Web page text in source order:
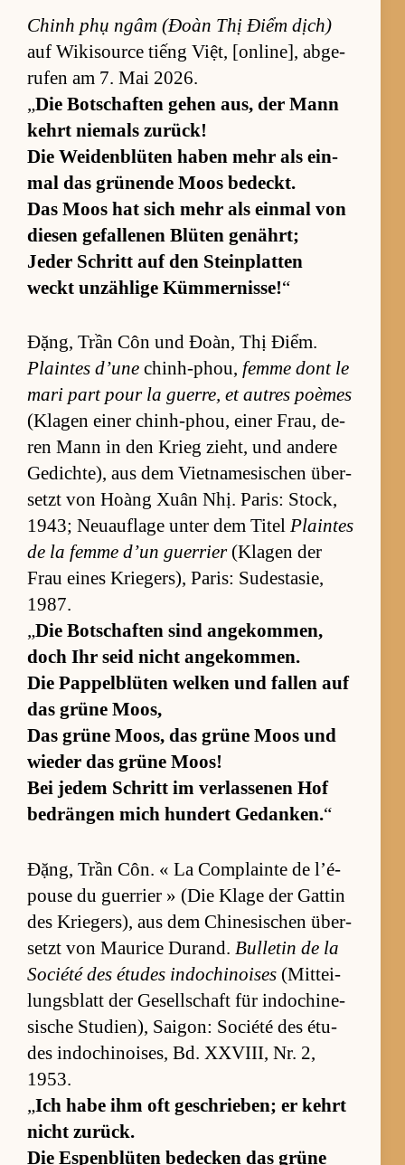
Chinh phụ ngâm (Đoàn Thị Điểm dịch)
auf Wi­ki­source tiếng Việt, [on­li­ne], ab­ge­
ru­fen am 7. Mai 2026.
„Die Bot­schaf­ten ge­hen aus, der Mann
kehrt nie­mals zu­rück!
Die Wei­den­blü­ten ha­ben mehr als ein­
mal das grü­nende Moos be­deckt.
Das Moos hat sich mehr als ein­mal von
die­sen ge­fal­le­nen Blü­ten ge­nährt;
Je­der Schritt auf den Stein­plat­ten
weckt un­zäh­lige Küm­mer­nis­se!“
Đặng, Trần Côn und Đoàn, Thị Điểm.
Plain­tes d’une chin­h-phou, femme dont le
mari part pour la guer­re, et au­tres poè­mes
(Kla­gen ei­ner chin­h-phou, ei­ner Frau, de­
ren Mann in den Krieg zieht, und an­dere
Ge­dich­te), aus dem Vi­et­na­me­si­schen über­
setzt von Hoàng Xuân Nhị. Pa­ris: Stock,
1943; Neu­auf­lage un­ter dem Ti­tel Plain­tes
de la femme d’un guer­rier(Kla­gen der
Frau ei­nes Krie­ger­s), Pa­ris: Su­de­sta­sie,
1987.
„Die Bot­schaf­ten sind an­ge­kom­men,
doch Ihr seid nicht an­ge­kom­men.
Die Pap­pel­b­lü­ten wel­ken und fal­len auf
das grüne Moos,
Das grüne Moos, das grüne Moos und
wie­der das grüne Moos!
Bei je­dem Schritt im ver­las­se­nen Hof
be­drän­gen mich hun­dert Ge­dan­ken.“
Đặng, Trần Côn. « La Com­plainte de l’é­
pouse du guer­rier » (Die Klage der Gat­tin
des Krie­ger­s), aus dem Chi­ne­si­schen über­
setzt von Mau­rice Du­rand. Bulle­tin de la
So­ciété des étu­des in­do­chi­noi­ses (Mit­tei­
lungs­blatt der Ge­sell­schaft für in­do­chi­ne­
si­sche Stu­dien), Sai­gon: So­ciété des étu­
des in­do­chi­noi­ses, Bd. XXVIII, Nr. 2,
1953.
„Ich habe ihm oft ge­schrie­ben; er kehrt
nicht zu­rück.
Die Es­pen­blü­ten be­de­cken das grüne